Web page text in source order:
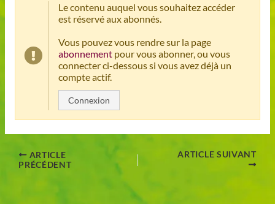
Le contenu auquel vous souhaitez accéder
est réservé aux abonnés.
Vous pouvez vous rendre sur la page
abonnementpour vous abonner, ou vous
connecter ci-dessous si vous avez déjà un
compte actif.
Connexion
ARTICLE
PRÉCÉDENT
ARTICLE SUIVANT